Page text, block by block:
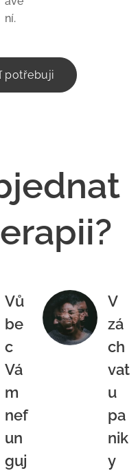
ní.
potřebuji
Vů
be
c
Vá
m
nef
un
guj
V
zá
ch
vat
u
pa
nik
y